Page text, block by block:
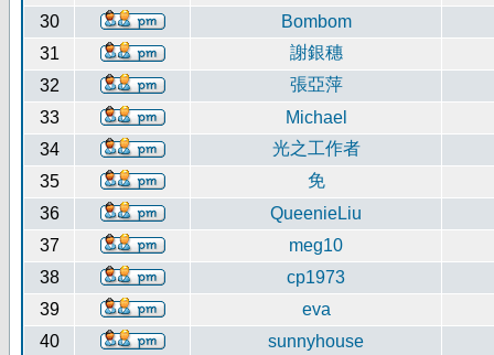
30
Bombom
31
謝銀穗
32
張亞萍
33
Michael
34
光之工作者
35
免
36
QueenieLiu
37
meg10
38
cp1973
39
eva
40
sunnyhouse